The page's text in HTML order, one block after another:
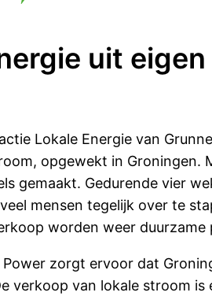
uit
Lokale Energie van
opgewekt in Groningen.
gemaakt. Gedurende vier
mensen tegelijk over te
worden weer
zorgt ervoor dat
verkoop van lokale stroom